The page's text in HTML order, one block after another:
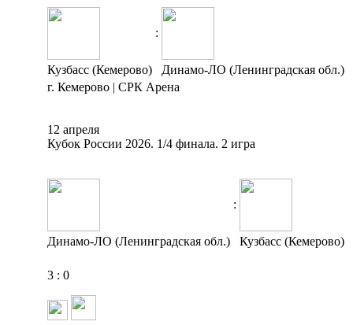
:
Кузбасс (Кемерово)
Динамо-ЛО (Ленинградская обл.)
г. Кемерово | СРК Арена
12 апреля
Кубок России 2026. 1/4 финала. 2 игра
:
Динамо-ЛО (Ленинградская обл.) Кузбасс (Кемерово)
3 : 0